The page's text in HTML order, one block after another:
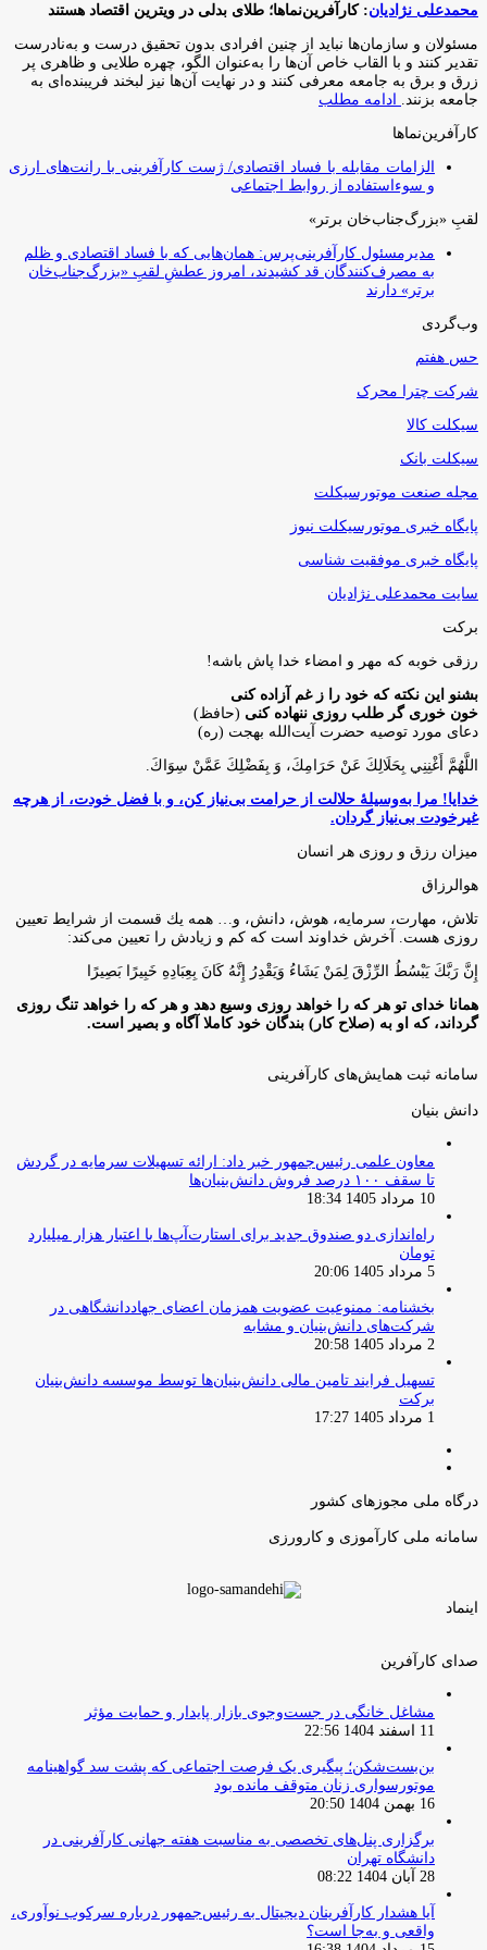
محمدعلی نژادیان: کارآفرین‌نماها؛ طلای بدلی در ویترین اقتصاد هستند
مسئولان و سازمان‌ها نباید از چنین افرادی بدون تحقیق درست و به‌نادرست
تقدیر کنند و با القاب خاص آ‌ن‌ها را به‌عنوان الگو، چهره طلایی و ظاهری پر
زرق و برق به جامعه معرفی کنند و در نهایت آن‌ها نیز لبخند فریبنده‌ای به
جامعه بزنند.
ادامه مطلب
کارآفرین‌نماها
الزامات مقابله با فساد اقتصادی/ ژست کارآفرینی با رانت‌های ارزی
و سوءاستفاده از روابط اجتماعی
لقبِ «بزرگ‌جناب‌خان برتر»
مدیرمسئول کارآفرینی‌پرس: همان‌هایی که با فساد اقتصادی و ظلم
به مصرف‌کنندگان قد کشیدند، امروز عطشِ لقبِ «بزرگ‌جناب‌خان
برتر» دارند
وب‌گردی
حس هفتم
شرکت چترا محرک
سیکلت کالا
سیکلت بانک
مجله صنعت موتورسیکلت
پایگاه خبری موتورسیکلت نیوز
پایگاه خبری موفقیت شناسی
سایت محمدعلی نژادیان
برکت
رزقی خوبه كه مهر و امضاء خدا پاش باشه!
بشنو این نکته که خود را ز غم آزاده کنی
خون خوری گر طلب روزی ننهاده کنی (حافظ)
دعای مورد توصیه حضرت آیت‌الله بهجت (ره)
اللَّهُمَّ أَغْنِنِي بِحَلَالِكَ عَنْ حَرَامِكَ، وَ بِفَضْلِكَ عَمَّنْ سِوَاكَ‏.
خدایا! مرا به‌وسیلۀ حلالت از حرامت بی‌نیاز کن، و با فضل خودت، از هرچه
غیرخودت بی‌نیاز گردان.
میزان رزق و روزی هر انسان
هوالرزاق
تلاش، مهارت، سرمايه، هوش، دانش، و… همه يك قسمت از شرايط تعيين
روزى هست. آخرش خداوند است كه كم و زيادش را تعيين مى‌كند:
إِنَّ رَبَّكَ يَبْسُطُ الرِّزْقَ لِمَنْ يَشَاءُ وَيَقْدِرُ إِنَّهُ كَانَ بِعِبَادِهِ خَبِيرًا بَصِيرًا
همانا خدای تو هر که را خواهد روزی وسیع دهد و هر که را خواهد تنگ روزی
گرداند، که او به (صلاح کار) بندگان خود کاملا آگاه و بصیر است.
سامانه ثبت همایش‌های کارآفرینی
دانش‌ بنیان‌
معاون علمی رئیس‌جمهور خبر داد: ارائه تسهیلات سرمایه در گردش
تا سقف ۱۰۰ درصد فروش دانش‌بنیان‌ها
10 مرداد 1405 18:34
راه‌اندازی دو صندوق جدید برای استارت‌آپ‌ها با اعتبار هزار میلیارد
تومان
5 مرداد 1405 20:06
بخشنامه: ممنوعیت عضویت همزمان اعضای جهاددانشگاهی در
شرکت‌های دانش‌بنیان و مشابه
2 مرداد 1405 20:58
تسهیل فرایند تامین مالی دانش‌بنیان‌ها توسط موسسه دانش‌بنیان
برکت
1 مرداد 1405 17:27
درگاه ملی مجوزهای کشور
سامانه ملی کارآموزی و کارورزی
اینماد
صدای کارآفرین
مشاغل خانگی در جست‌وجوی بازار پایدار و حمایت مؤثر
11 اسفند 1404 22:56
بن‌بست‌شکن؛ پیگیری یک فرصت اجتماعی که پشت سد گواهینامه
موتورسواری زنان متوقف مانده بود
16 بهمن 1404 20:50
برگزاری پنل‌های تخصصی به مناسبت هفته جهانی کارآفرینی در
دانشگاه تهران
28 آبان 1404 08:22
آیا هشدار کارآفرینان دیجیتال به رئیس‌جمهور درباره سرکوب نوآوری،
واقعی و به‌جا است؟